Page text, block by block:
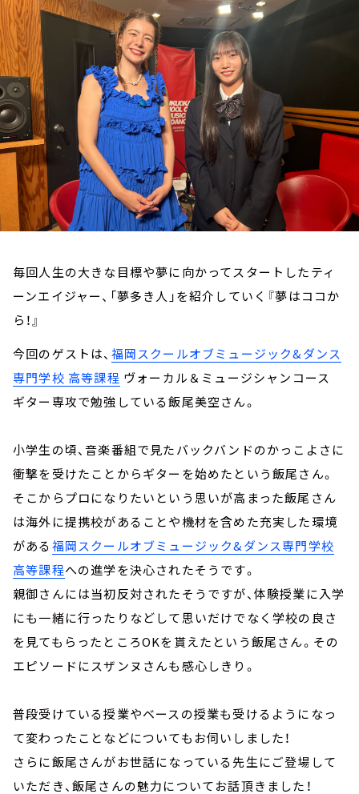
イベント・グッズ
YouTube
会社情報
毎回人生の大きな目標や夢に向かってスタートしたティ
ーンエイジャー、「夢多き人」を紹介していく『夢はココか
ら！』
今回のゲストは、 福岡スクールオブミュージック&ダンス
専門学校 高等課程 ヴォーカル＆ミュージシャンコース
ギター専攻で勉強している飯尾美空さん。
小学生の頃、音楽番組で見たバックバンドのかっこよさに
衝撃を受けたことからギターを始めたという飯尾さん。
そこからプロになりたいという思いが高まった飯尾さん
は海外に提携校があることや機材を含めた充実した環境
がある福岡スクールオブミュージック&ダンス専門学校
高等課程への進学を決心されたそうです。
親御さんには当初反対されたそうですが、体験授業に入学
にも一緒に行ったりなどして思いだけでなく学校の良さ
を見てもらったところOKを貰えたという飯尾さん。その
エピソードにスザンヌさんも感心しきり。
普段受けている授業やベースの授業も受けるようになっ
て変わったことなどについてもお伺いしました！
さらに飯尾さんがお世話になっている先生にご登場して
いただき、飯尾さんの魅力についてお話頂きました！